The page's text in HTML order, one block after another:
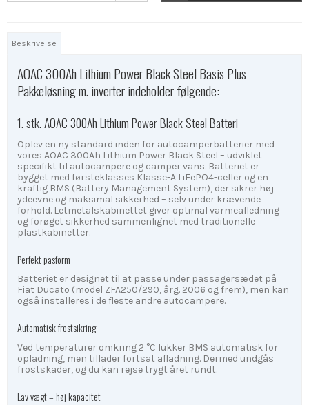
Beskrivelse
AOAC 300Ah Lithium Power Black Steel Basis Plus
Pakkeløsning m. inverter indeholder følgende:
1. stk. AOAC 300Ah Lithium Power Black Steel Batteri
Oplev en ny standard inden for autocamperbatterier med
vores AOAC 300Ah Lithium Power Black Steel – udviklet
specifikt til autocampere og camper vans. Batteriet er
bygget med førsteklasses Klasse-A LiFePO4-celler og en
kraftig BMS (Battery Management System), der sikrer høj
ydeevne og maksimal sikkerhed – selv under krævende
forhold. Letmetalskabinettet giver optimal varmeafledning
og forøget sikkerhed sammenlignet med traditionelle
plastkabinetter.
Perfekt pasform
Batteriet er designet til at passe under passagersædet på
Fiat Ducato (model ZFA250/290, årg. 2006 og frem), men kan
også installeres i de fleste andre autocampere.
Automatisk frostsikring
Ved temperaturer omkring 2 °C lukker BMS automatisk for
opladning, men tillader fortsat afladning. Dermed undgås
frostskader, og du kan rejse trygt året rundt.
Lav vægt – høj kapacitet